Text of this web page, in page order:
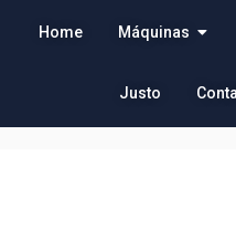
Home Máquinas
Justo